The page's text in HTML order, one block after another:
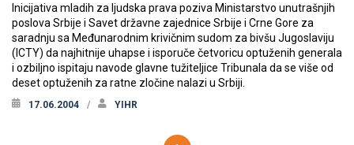
Inicijativa mladih za ljudska prava poziva Ministarstvo unutrašnjih
poslova Srbije i Savet državne zajednice Srbije i Crne Gore za
saradnju sa Međunarodnim krivičnim sudom za bivšu Jugoslaviju
(ICTY) da najhitnije uhapse i isporuče četvoricu optuženih generala
i ozbiljno ispitaju navode glavne tužiteljice Tribunala da se više od
deset optuženih za ratne zločine nalazi u Srbiji.
17.06.2004 YIHR